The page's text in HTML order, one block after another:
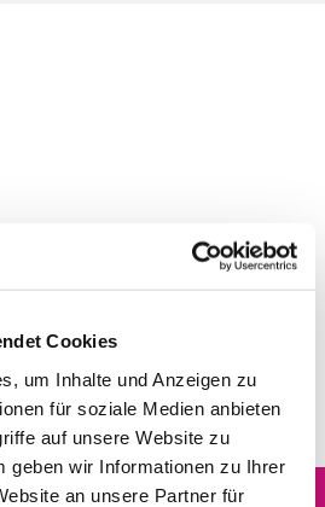
Cookies
um Inhalte und Anzeigen zu
für soziale Medien anbieten
auf unsere Website zu
geben wir Informationen zu Ihrer
an unsere Partner für